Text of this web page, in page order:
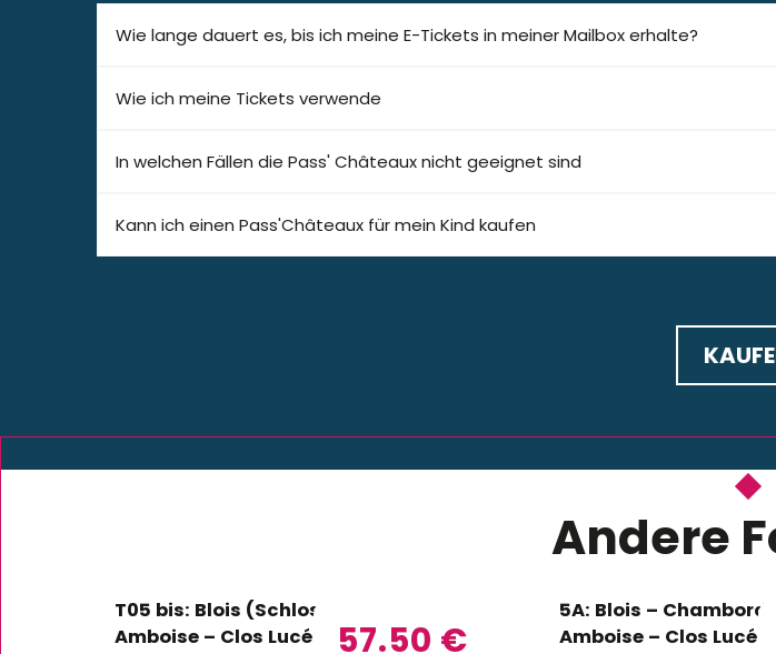
Wie lange dauert es, bis ich meine E-Tickets in meiner Mailbox erhalte?
Wie ich meine Tickets verwende
In welchen Fällen die Pass' Châteaux nicht geeignet sind
Kann ich einen Pass'Châteaux für mein Kind kaufen
Andere
mit denselben
57.50 €
T05 bis: Blois (Schloss + Ton & Licht) –
Amboise – Clos Lucé 2026 – DE
5A: Blois – Chambord
Amboise – Clos Lucé